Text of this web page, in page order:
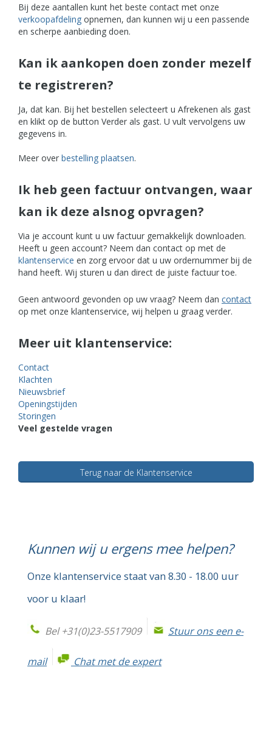
Bij deze aantallen kunt het beste contact met onze
verkoopafdeling opnemen, dan kunnen wij u een passende
en scherpe aanbieding doen.
Kan ik aankopen doen zonder mezelf
te registreren?
Ja, dat kan. Bij het bestellen selecteert u Afrekenen als gast
en klikt op de button Verder als gast. U vult vervolgens uw
gegevens in.
Meer over bestelling plaatsen.
Ik heb geen factuur ontvangen, waar
kan ik deze alsnog opvragen?
Via je account kunt u uw factuur gemakkelijk downloaden.
Heeft u geen account? Neem dan contact op met de
klantenservice en zorg ervoor dat u uw ordernummer bij de
hand heeft. Wij sturen u dan direct de juiste factuur toe.
Geen antwoord gevonden op uw vraag? Neem dan contact
op met onze klantenservice, wij helpen u graag verder.
Meer uit klantenservice:
Contact
Klachten
Nieuwsbrief
Openingstijden
Storingen
Veel gestelde vragen
Terug naar de Klantenservice
Kunnen wij u ergens mee helpen?
Onze klantenservice staat van 8.30 - 18.00 uur
voor u klaar!
Bel +31(0)23-5517909 Stuur ons een e-
mail Chat met de expert